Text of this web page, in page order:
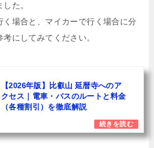
た。
く場合と、マイカーで行く場合に分
にしてみてください。
【2026年版】比叡山 延暦寺へのア
クセス｜電車・バスのルートと料金
（各種割引）を徹底解説